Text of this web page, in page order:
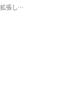
張し、